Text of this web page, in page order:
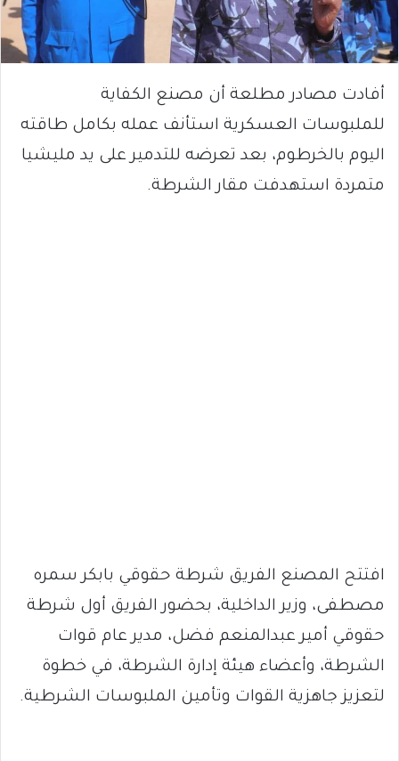
أفادت مصادر مطلعة أن مصنع الكفاية
للملبوسات العسكرية استأنف عمله بكامل طاقته
اليوم بالخرطوم، بعد تعرضه للتدمير على يد مليشيا
متمردة استهدفت مقار الشرطة.
افتتح المصنع الفريق شرطة حقوقي بابكر سمره
مصطفى، وزير الداخلية، بحضور الفريق أول شرطة
حقوقي أمير عبدالمنعم فضل، مدير عام قوات
الشرطة، وأعضاء هيئة إدارة الشرطة، في خطوة
لتعزيز جاهزية القوات وتأمين الملبوسات الشرطية.